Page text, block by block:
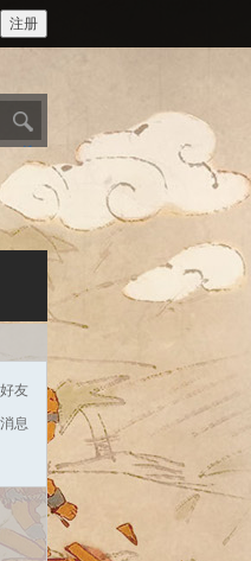
注册
友
息